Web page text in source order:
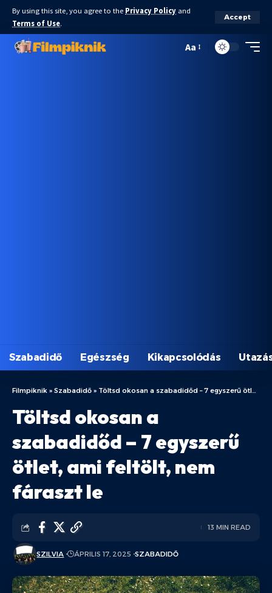
By using this site, you agree to the Privacy Policy and
Terms of Use.
Accept
Aa
Szabadidő Egészség Kikapcsolódás
Filmpiknik » Szabadidő » Töltsd okosan a szabadidőd – 7 egyszerű ötlet, ami feltölt, nem fáraszt le
Töltsd okosan a
szabadidőd – 7 egyszerű
ötlet, ami feltölt, nem
fáraszt le
SZILVIA ÁPRILIS 17, 2025 SZABADIDŐ
13 MIN READ